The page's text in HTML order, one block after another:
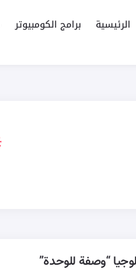
الرئيسية برامج الكومبيوتر
“وصفة للوحدة”